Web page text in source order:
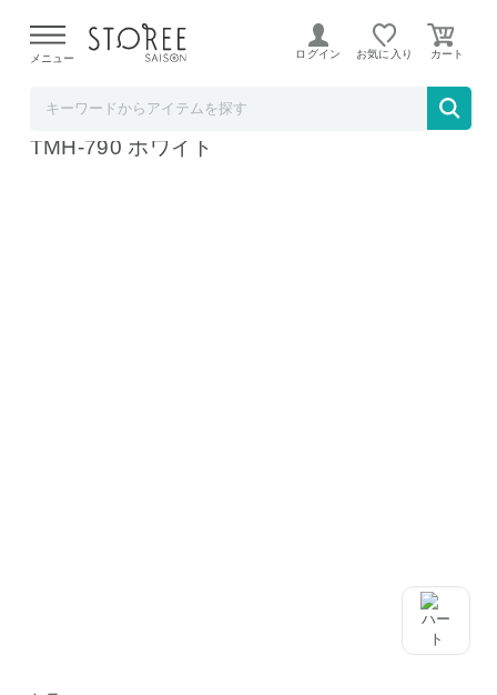
よる配送遅延が発生しております。
メニュー ログイン お気に入り
アイリスオーヤマ 簡単組立スタイル物干し S
TMH-790 ホワイト